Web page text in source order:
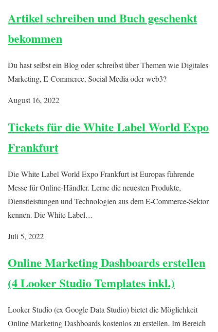
Artikel schreiben und Buch geschenkt
bekommen
Du hast selbst ein Blog oder schreibst über Themen wie Digitales
Marketing, E-Commerce, Social Media oder web3?
August 16, 2022
Tickets für die White Label World Expo
Frankfurt
Die White Label World Expo Frankfurt ist Europas führende
Messe für Online-Händler. Lerne die neuesten Produkte,
Dienstleistungen und Technologien aus dem E-Commerce-Sektor
kennen. Die White Label…
Juli 5, 2022
Online Marketing Dashboards erstellen
(4 Looker Studio Templates inkl.)
Looker Studio (ex Google Data Studio) bietet die Möglichkeit
Online Marketing Dashboards kostenlos zu erstellen. Im Bereich